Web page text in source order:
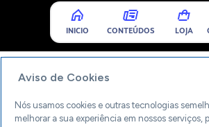
INICIO CONTEÚDOS LOJA
Aviso de Cookies
Nós usamos cookies e outras tecnologias
melhorar a sua experiência em nossos serviços,